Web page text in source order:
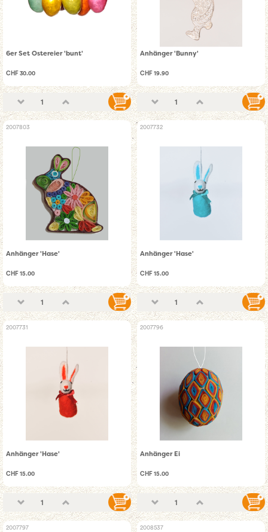
6er Set Ostereier 'bunt'
CHF 30.00
Anhänger 'Bunny'
CHF 19.90
2007803
Anhänger 'Hase'
CHF 15.00
2007732
Anhänger 'Hase'
CHF 15.00
2007731
Anhänger 'Hase'
CHF 15.00
2007796
Anhänger Ei
CHF 15.00
2007797 2008537